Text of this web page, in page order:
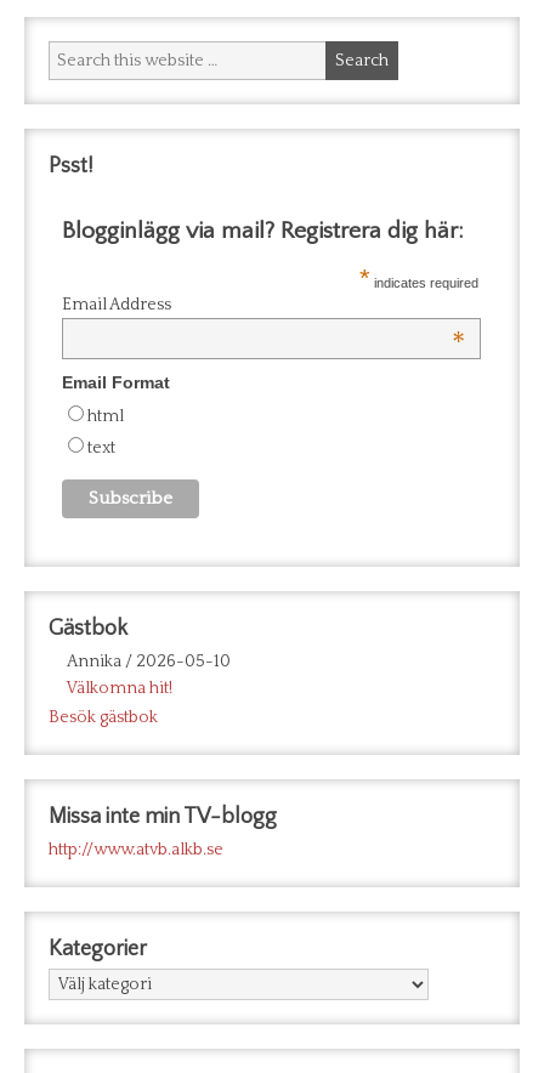
Psst!
Blogginlägg via mail? Registrera dig här:
* indicates required
Email Address
*
Email Format
html
text
Gästbok
Annika/ 2026-05-10
Välkomna hit!
Besök gästbok
Missa inte min TV-blogg
http://www.atvb.alkb.se
Kategorier
Kategorier